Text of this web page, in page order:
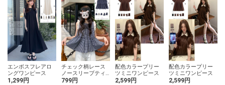
エンボスフレアロ
ングワンピース
1,299円
チェック柄レース
ノースリーブティ
アードブラウス
799円
配色カラープリー
ツミニワンピース
2,599円
配色カラープリー
ツミニワンピース
2,599円